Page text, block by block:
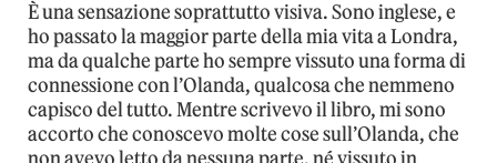
È una sensazione soprattutto visiva. Sono inglese, e
ho passato la maggior parte della mia vita a Londra,
ma da qualche parte ho sempre vissuto una forma di
connessione con l’Olanda, qualcosa che nemmeno
capisco del tutto. Mentre scrivevo il libro, mi sono
accorto che conoscevo molte cose sull’Olanda, che